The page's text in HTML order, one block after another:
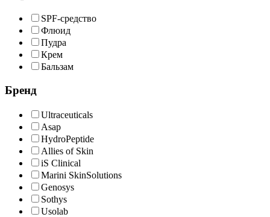
SPF-средство
Флюид
Пудра
Крем
Бальзам
Бренд
Ultraceuticals
Asap
HydroPeptide
Allies of Skin
iS Clinical
Marini SkinSolutions
Genosys
Sothys
Usolab